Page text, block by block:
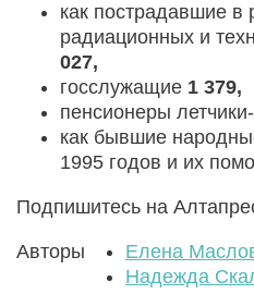
как пострадавшие в
радиационных и
027,
госслужащие 1 379,
пенсионеры
как бывшие
1995 годов и их
Подпишитесь на
Авторы
Елена
Надежда